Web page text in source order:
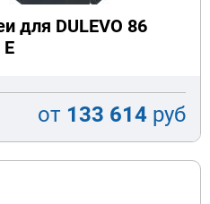
для DULEVO 86
E
от 133 614 руб